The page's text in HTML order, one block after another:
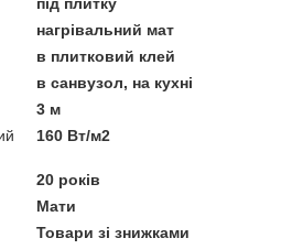
нагрівальний мат
в плитковий клей
в санвузол, на кухні
3 м
160 Вт/м2
20 років
Мати
Товари зі знижками